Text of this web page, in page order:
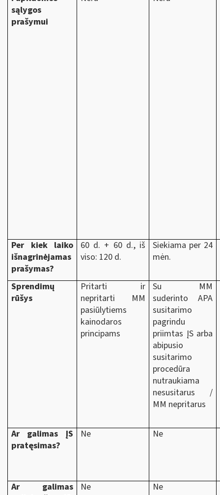
sąlygos
prašymui
Per kiek laiko
išnagrinėjamas
prašymas?
60 d. + 60 d., iš
viso: 120 d.
Siekiama per 24
mėn.
Sprendimų
rūšys
Pritarti ir
nepritarti MM
pasiūlytiems
kainodaros
principams
Su MM
suderinto APA
susitarimo
pagrindu
priimtas ĮS arba
abipusio
susitarimo
procedūra
nutraukiama
nesusitarus /
MM nepritarus
Ar galimas ĮS
pratęsimas?
Ne Ne
Ar galimas
Ne Ne